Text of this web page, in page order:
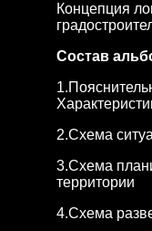
Концепция
Состав
2.Схема
3.Схема
территории
4.Схема